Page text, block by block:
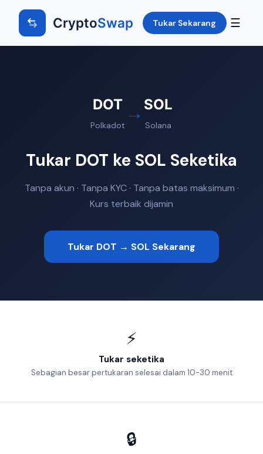
CryptoSwap Tukar Sekarang ☰
DOT
Polkadot
→ SOL
Solana
Tukar DOT ke SOL Seketika
Tanpa akun · Tanpa KYC · Tanpa batas maksimum ·
Kurs terbaik dijamin
Tukar DOT → SOL Sekarang
⚡
Tukar seketika
Sebagian besar pertukaran selesai dalam 10-30 menit
🔒